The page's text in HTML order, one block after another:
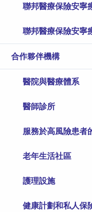
聯邦醫療保險安寧
聯邦醫療保險安寧
合作夥伴機構
醫院與醫療體系
醫師診所
服務於高風險患者
老年生活社區
護理設施
健康計劃和私人保